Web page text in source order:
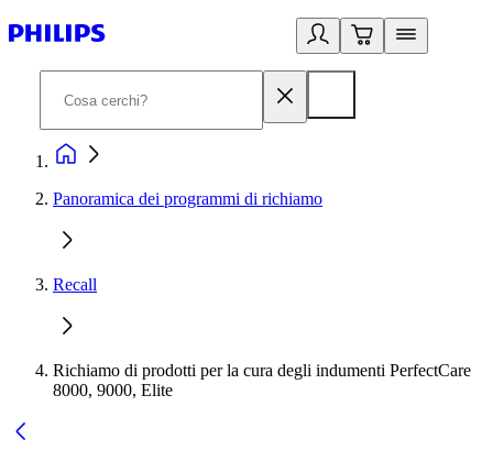
Panoramica dei programmi di richiamo
Recall
Richiamo di prodotti per la cura degli indumenti PerfectCare
8000, 9000, Elite